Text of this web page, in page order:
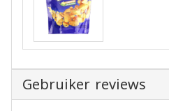
Gebruiker reviews